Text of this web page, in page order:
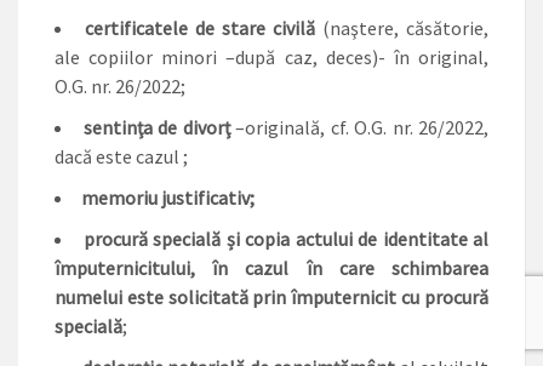
certificatele de stare civilă (naştere, căsătorie,
ale copiilor minori –după caz, deces)- în original,
O.G. nr. 26/2022;
sentinţa de divorţ–originală, cf. O.G. nr. 26/2022,
dacă este cazul ;
memoriu justificativ;
procură specială și copia actului de identitate al
împuternicitului, în cazul în care schimbarea
numelui este solicitată prin împuternicit cu procură
specială;